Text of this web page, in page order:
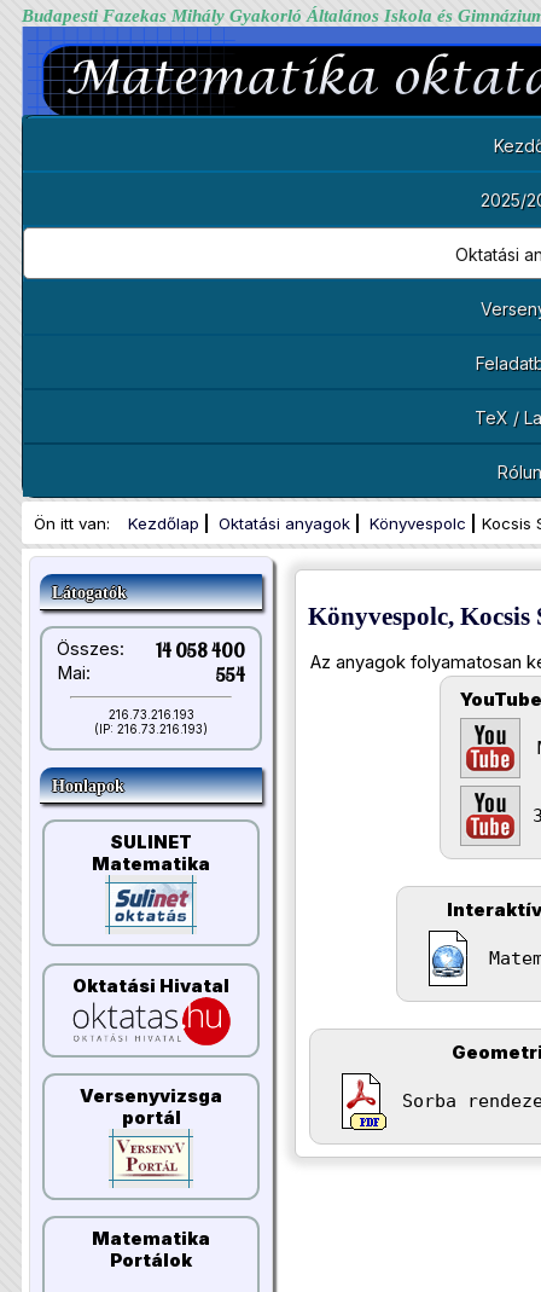
Budapesti Fazekas Mihály Gyakorló Általános Iskola és
2025/
Oktatási
TeX /
Ön itt van: Kezdőlap Oktatási anyagok Könyvespolc Kocsis
Látogatók
Összes: 14 058 400
Mai: 554
216.73.216.193
(IP: 216.73.216.193)
Honlapok
SULINET
Matematika
Oktatási Hivatal
Versenyvizsga
portál
Matematika
Portálok
Könyvespolc, Kocsis
Az anyagok folyamatosan
Sorba